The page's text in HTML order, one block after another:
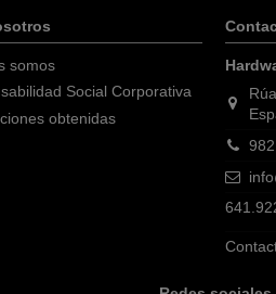
somos
Social Corporativa
obtenidas